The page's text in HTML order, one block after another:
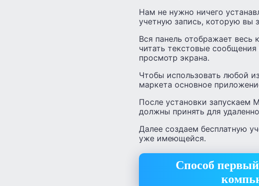
Нам не нужно ничего
учетную запись, которую вы
Вся панель отображает
читать текстовые
просмотр экрана.
Чтобы использовать любой
маркета основное
После установки запускаем
должны принять для
Далее создаем бесплатную
уже имеющейся.
Способ